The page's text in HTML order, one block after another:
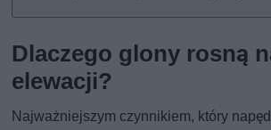
Dlaczego glony rosną
elewacji?
Najważniejszym czynnikiem, który